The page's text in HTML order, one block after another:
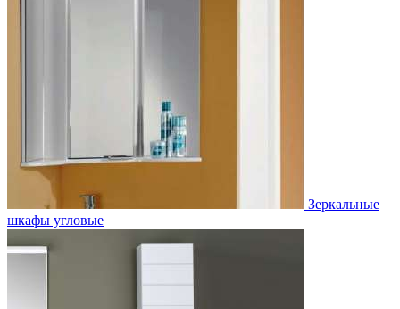
Зеркальные
шкафы угловые